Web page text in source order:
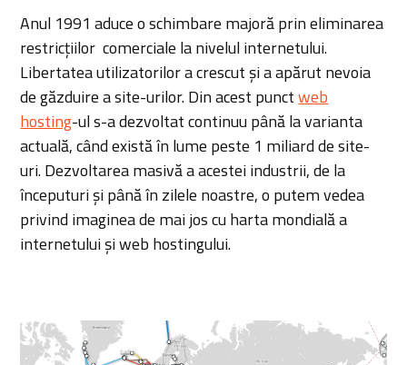
Anul 1991 aduce o schimbare majoră prin eliminarea
restricțiilor comerciale la nivelul internetului.
Libertatea utilizatorilor a crescut și a apărut nevoia
de găzduire a site-urilor. Din acest punctweb
hosting-ul s-a dezvoltat continuu până la varianta
actuală, când există în lume peste 1 miliard de site-
uri. Dezvoltarea masivă a acestei industrii, de la
începuturi și până în zilele noastre, o putem vedea
privind imaginea de mai jos cu harta mondială a
internetului și web hostingului.